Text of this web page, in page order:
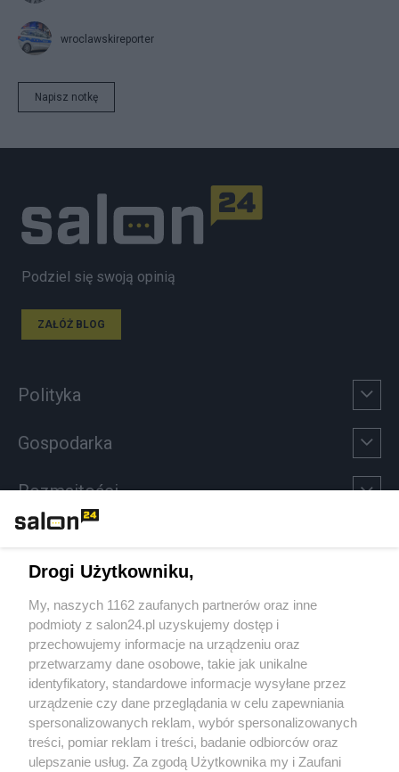
wroclawskireporter
Napisz notkę
Podziel się swoją opinią
ZAŁÓŻ BLOG
Polityka
Gospodarka
Rozmaitości
Sport
Społeczeństwo
Kultura
Drogi Użytkowniku,
My, naszych 1162 zaufanych partnerów oraz inne
podmioty z salon24.pl uzyskujemy dostęp i
przechowujemy informacje na urządzeniu oraz
przetwarzamy dane osobowe, takie jak unikalne
identyfikatory, standardowe informacje wysyłane przez
urządzenie czy dane przeglądania w celu zapewniania
spersonalizowanych reklam, wybór spersonalizowanych
treści, pomiar reklam i treści, badanie odbiorców oraz
ulepszanie usług. Za zgodą Użytkownika my i Zaufani